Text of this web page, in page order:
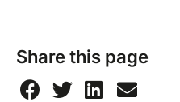
Share this page